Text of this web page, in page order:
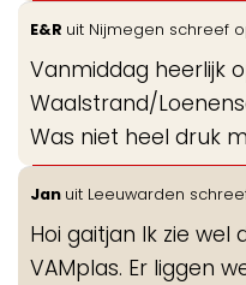
E&R uit Nijmegen schreef
Vanmiddag heerlijk
Waalstrand/
Was niet heel druk
Jan uit Leeuwarden
Hoi gaitjan Ik zie
VAMplas. Er liggen